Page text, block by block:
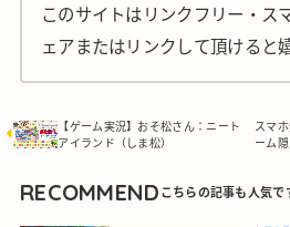
このサイトはリンクフリー・ス
ェアまたはリンクして頂けると
【ゲーム実況】おそ松さん：ニート
アイランド（しま松）
スマ
ーム
RECOMMEND